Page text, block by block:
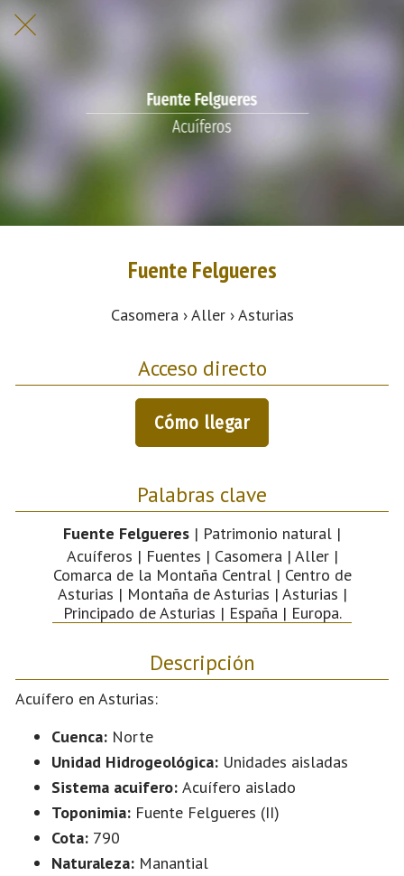
Fuente Felgueres
Casomera › Aller › Asturias
Acceso directo
Cómo llegar
Palabras clave
Fuente Felgueres | Patrimonio natural |
Acuíferos | Fuentes | Casomera | Aller |
Comarca de la Montaña Central | Centro de
Asturias | Montaña de Asturias | Asturias |
Principado de Asturias | España | Europa.
Descripción
Acuífero en Asturias:
Cuenca: Norte
Unidad Hidrogeológica: Unidades aisladas
Sistema acuifero: Acuífero aislado
Toponimia: Fuente Felgueres (II)
Cota: 790
Naturaleza: Manantial